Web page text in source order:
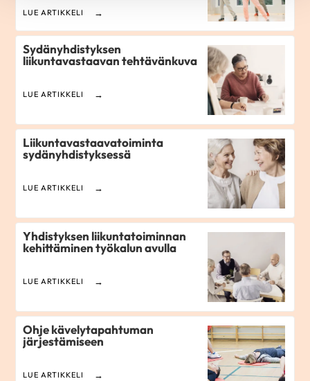
LUE ARTIKKELI
Sydänyhdistyksen
liikuntavastaavan tehtävänkuva
LUE ARTIKKELI
Liikuntavastaavatoiminta
sydänyhdistyksessä
LUE ARTIKKELI
Yhdistyksen liikuntatoiminnan
kehittäminen työkalun avulla
LUE ARTIKKELI
Ohje kävelytapahtuman
järjestämiseen
LUE ARTIKKELI